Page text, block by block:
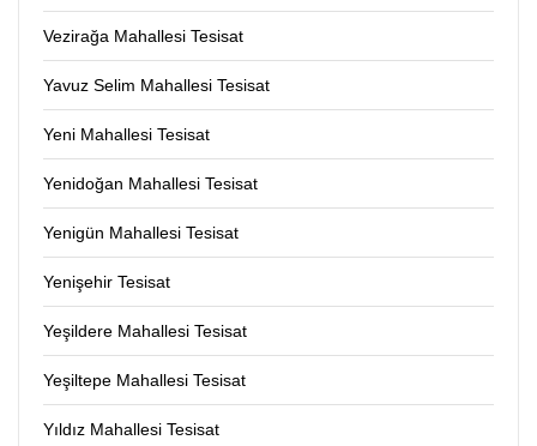
Vezirağa Mahallesi Tesisat
Yavuz Selim Mahallesi Tesisat
Yeni Mahallesi Tesisat
Yenidoğan Mahallesi Tesisat
Yenigün Mahallesi Tesisat
Yenişehir Tesisat
Yeşildere Mahallesi Tesisat
Yeşiltepe Mahallesi Tesisat
Yıldız Mahallesi Tesisat